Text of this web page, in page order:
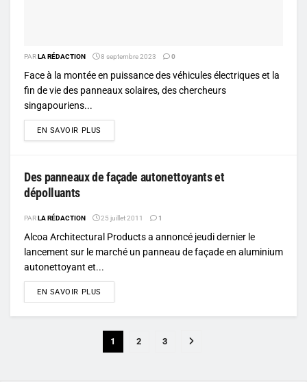
PARLA RÉDACTION 8 septembre 2023 0
Face à la montée en puissance des véhicules électriques et la
fin de vie des panneaux solaires, des chercheurs
singapouriens...
EN SAVOIR PLUS
Des panneaux de façade autonettoyants et
dépolluants
PARLA RÉDACTION 25 juillet 2011 1
Alcoa Architectural Products a annoncé jeudi dernier le
lancement sur le marché un panneau de façade en aluminium
autonettoyant et...
EN SAVOIR PLUS
1 2 3